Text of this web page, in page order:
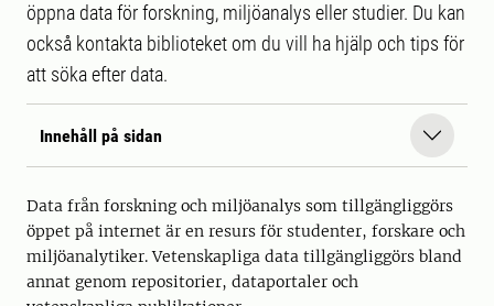
öppna data för forskning, miljöanalys eller studier. Du kan
också kontakta biblioteket om du vill ha hjälp och tips för
att söka efter data.
Innehåll på sidan
Data från forskning och miljöanalys som tillgängliggörs
öppet på internet är en resurs för studenter, forskare och
miljöanalytiker. Vetenskapliga data tillgängliggörs bland
annat genom repositorier, dataportaler och